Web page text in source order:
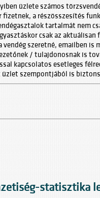
üzlete számos
fizetnek, a részösszesítés
tartalmát nem
csak az
szeretné, emailben
/ tulajdonosnak is
kapcsolatos esetleges
szempontjából is
statisztika